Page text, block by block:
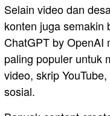
Selain video dan
konten juga semakin
ChatGPT by OpenAI⁠
paling populer untuk
video, skrip
sosial.